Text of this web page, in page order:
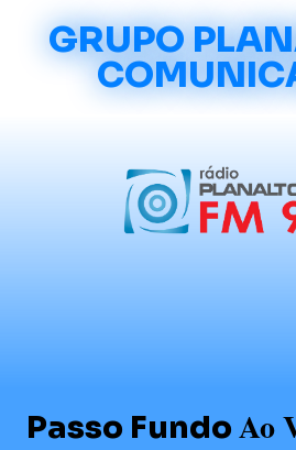
GRUPO
Passo Fundo Ao